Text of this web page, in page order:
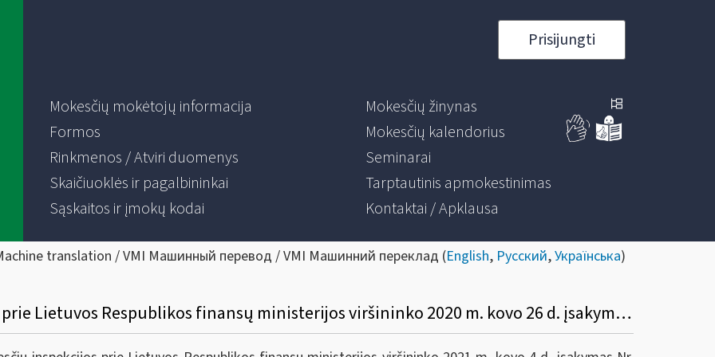
Prisijungti
Mokesčių mokėtojų informacija
Formos
Rinkmenos / Atviri duomenys
Skaičiuoklės ir pagalbininkai
Sąskaitos ir įmokų kodai
Mokesčių žinynas
Mokesčių kalendorius
Seminarai
Tarptautinis apmokestinimas
Kontaktai / Apklausa
translation / VMI Машинный перевод / VMI Машинний переклад (English, Русский,Українська)
Dėl Valstybinės mokesčių inspekcijos prie Lietuvos Respublikos finansų ministerijos viršininko 2020 m. kovo 26 d. įsakymo Nr. VA-27 „Dėl pagalbos priemonių mokesčių mokėtojams, paveiktiems koronaviruso (COVID-19) sukeltų neigiamų pasekmių“ pakeitimo